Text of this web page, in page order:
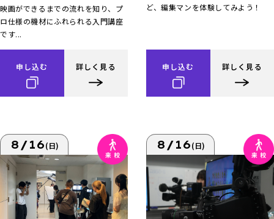
映画ができるまでの流れを知り、プ
ロ仕様の機材にふれられる入門講座
です...
申し込む 詳しく見る
ど、編集マンを体験してみよう！
申し込む 詳しく見る
8/16(日) 8/16(日)